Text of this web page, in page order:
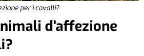
per i cavalli?
d’affezione